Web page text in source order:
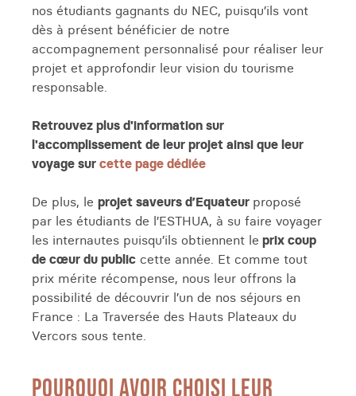
nos étudiants gagnants du NEC, puisqu’ils vont
dès à présent bénéficier de notre
accompagnement personnalisé pour réaliser leur
projet et approfondir leur vision du tourisme
responsable.
Retrouvez plus d'information sur
l'accomplissement de leur projet ainsi que leur
voyage sur cette page dédiée
De plus, le projet saveurs d’Equateur proposé
par les étudiants de l’ESTHUA, à su faire voyager
les internautes puisqu’ils obtiennent le prix coup
de cœur du public cette année. Et comme tout
prix mérite récompense, nous leur offrons la
possibilité de découvrir l’un de nos séjours en
France : La Traversée des Hauts Plateaux du
Vercors sous tente.
POURQUOI AVOIR CHOISI LEUR